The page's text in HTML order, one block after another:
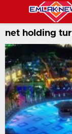
net holding